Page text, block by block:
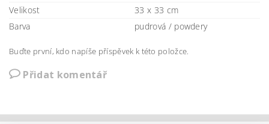
Velikost
33 x 33 cm
Barva
pudrová / powdery
Buďte první, kdo napíše příspěvek k této položce.
Přidat komentář